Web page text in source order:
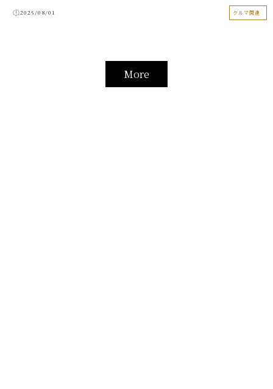
2025/08/01 クルマ関連
More